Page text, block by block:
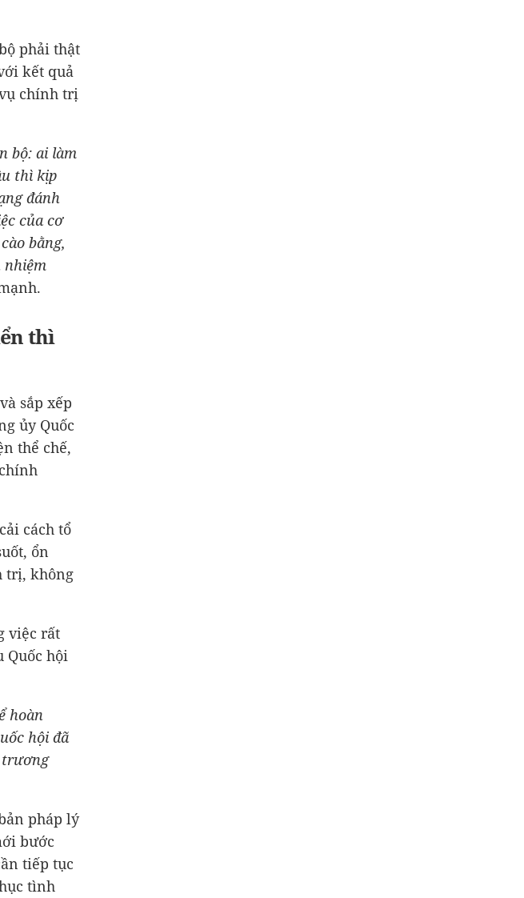
phải thật
kết quả
chính trị
bộ: ai làm
thì kịp
đánh
của cơ
bằng,
nhiệm
thì
sắp xếp
ủy Quốc
thể chế,
cách tổ
ổn
trị, không
việc rất
Quốc hội
hoàn
hội đã
trương
pháp lý
bước
tiếp tục
tình